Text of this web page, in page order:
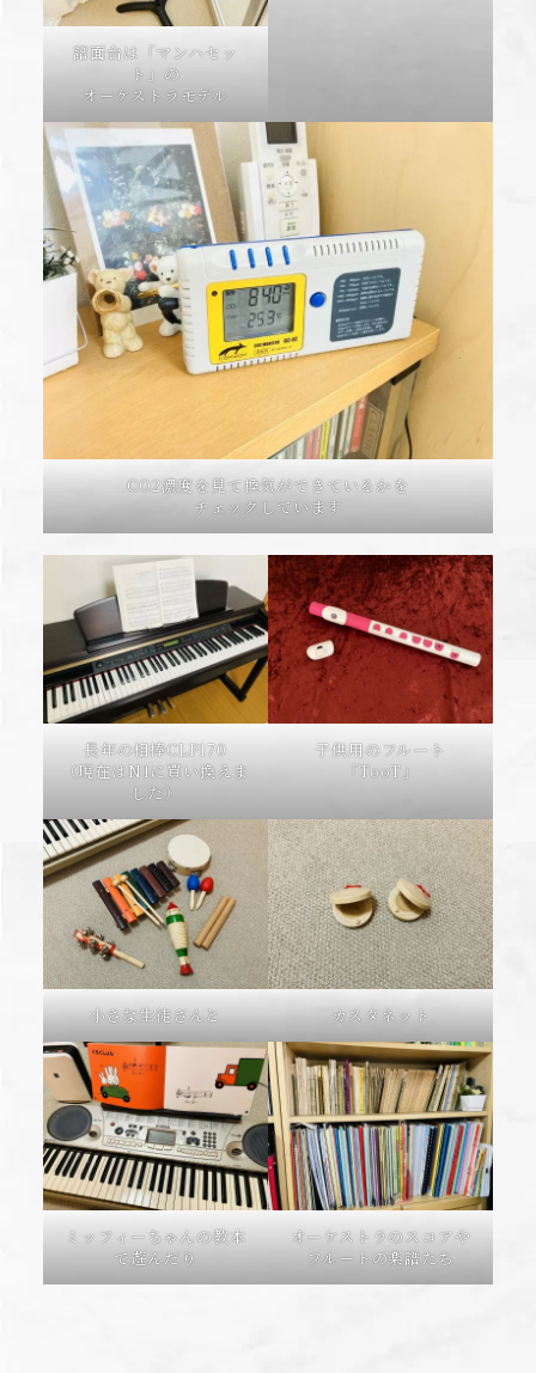
譜面台は「マンハセッ
ト」の
オーケストラモデル
CO2濃度を見て換気ができているかを
チェックしています
長年の相棒CLP170
（現在はN1に買い換えま
した）
子供用のフルート
「TooT」
小さな生徒さんと カスタネット
ミッフィーちゃんの教本
で遊んだり
オーケストラのスコアや
フルートの楽譜たち